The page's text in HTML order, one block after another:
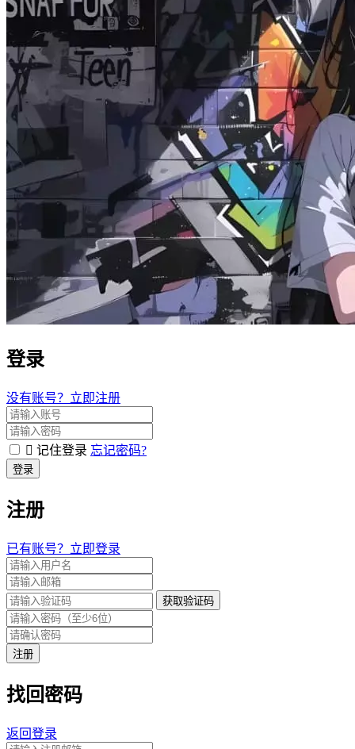
登录
没有账号？立即注册
记住登录 忘记密码?
登录
注册
已有账号？立即登录
获取验证码
注册
找回密码
返回登录